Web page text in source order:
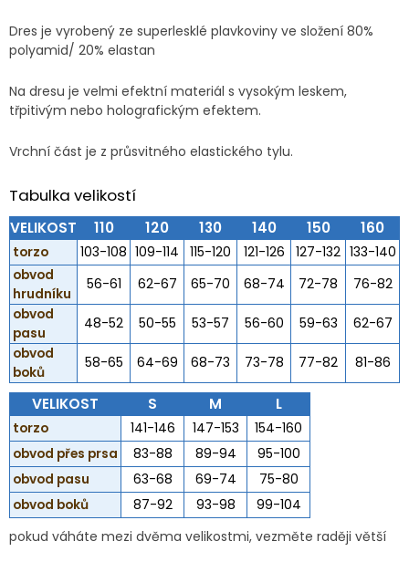
Dres je vyrobený ze superlesklé plavkoviny ve složení 80%
polyamid/ 20% elastan
Na dresu je velmi efektní materiál s vysokým leskem,
třpitivým nebo holografickým efektem.
Vrchní část je z průsvitného elastického tylu.
Tabulka velikostí
VELIKOST 110 120 130 140 150 160
torzo 103-108 109-114 115-120 121-126 127-132 133-140
obvod
hrudníku
56-61 62-67 65-70 68-74 72-78
76-82
obvod
pasu
48-52 50-55 53-57 56-60 59-63
62-67
obvod
boků
58-65 64-69 68-73 73-78 77-82 81-86
VELIKOST S M L
torzo 141-146 147-153
154-160
obvod přes prsa
83-88 89-94
95-100
obvod pasu
63-68 69-74
75-80
obvod boků
87-92 93-98
99-104
pokud váháte mezi dvěma velikostmi, vezměte raději větší